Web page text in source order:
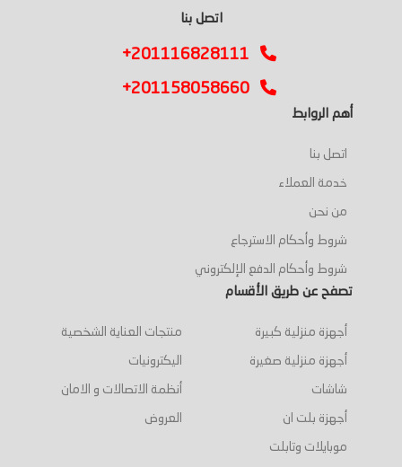
اتصل بنا
+201116828111
+201158058660
أهم الروابط
اتصل بنا
خدمة العملاء
من نحن
شروط وأحكام الاسترجاع
شروط وأحكام الدفع الإلكتروني
تصفح عن طريق الأقسام
أجهزة منزلية كبيرة
أجهزة منزلية صغيرة
شاشات
أجهزة بلت ان
موبايلات وتابلت
منتجات العناية الشخصية
اليكترونيات
أنظمة الاتصالات و الامان
العروض